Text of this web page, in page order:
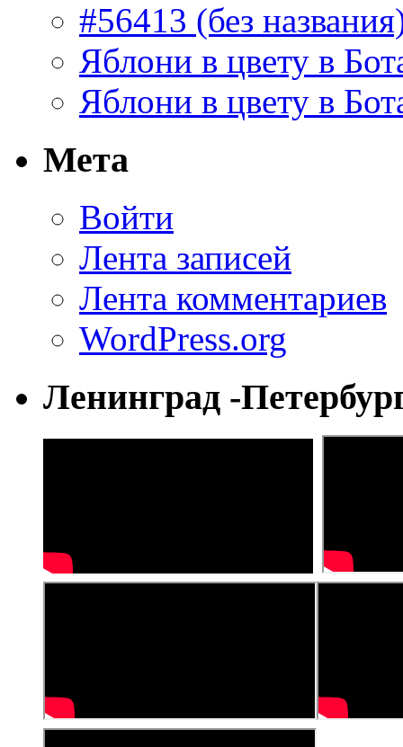
#56413 (без
Яблони в цвету в
Яблони в цвету в
Мета
Войти
Лента записей
Лента комментариев
WordPress.org
Ленинград -